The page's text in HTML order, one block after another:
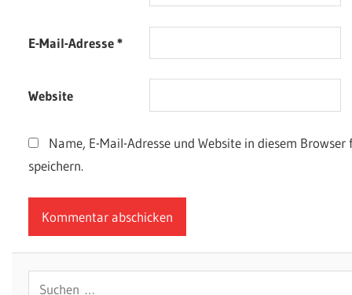
E-Mail-Adresse*
Website
Name, E-Mail-Adresse und Website in diesem
speichern.
Suchen